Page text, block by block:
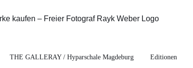
THE GALLERAY / Hyparschale Magdeburg Editionen